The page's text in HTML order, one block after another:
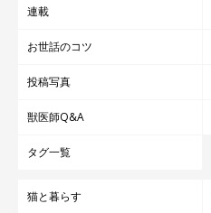
連載
お世話のコツ
投稿写真
獣医師Q&A
タグ一覧
猫と暮らす